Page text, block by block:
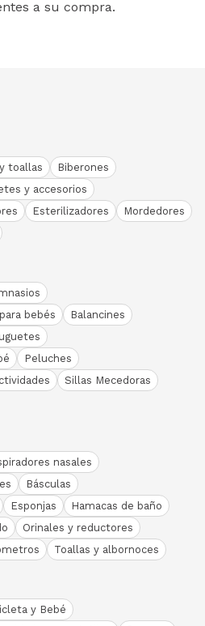
a su compra.
toallas
Biberones
y accesorios
Esterilizadores
Mordedores
bebés
Balancines
Peluches
Sillas Mecedoras
nasales
Básculas
Esponjas
Hamacas de baño
Orinales y reductores
Toallas y albornoces
y Bebé